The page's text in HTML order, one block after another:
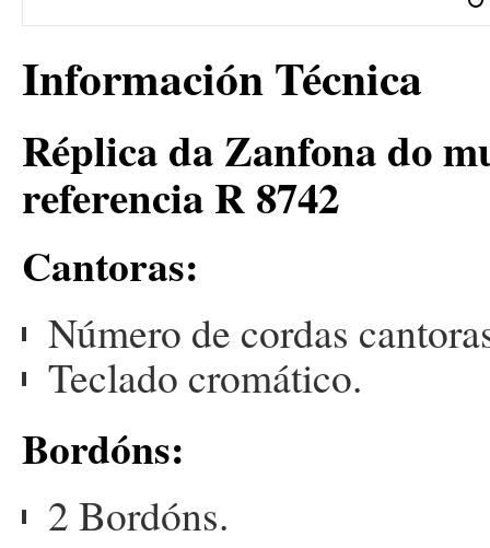
Información Técnica
Réplica da Zanfona do
referencia R 8742
Cantoras:
Número de cordas
Teclado cromático.
Bordóns:
2 Bordóns.